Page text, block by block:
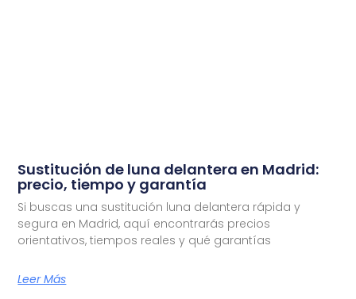
Sustitución de luna delantera en Madrid:
precio, tiempo y garantía
Si buscas una sustitución luna delantera rápida y
segura en Madrid, aquí encontrarás precios
orientativos, tiempos reales y qué garantías
Leer Más